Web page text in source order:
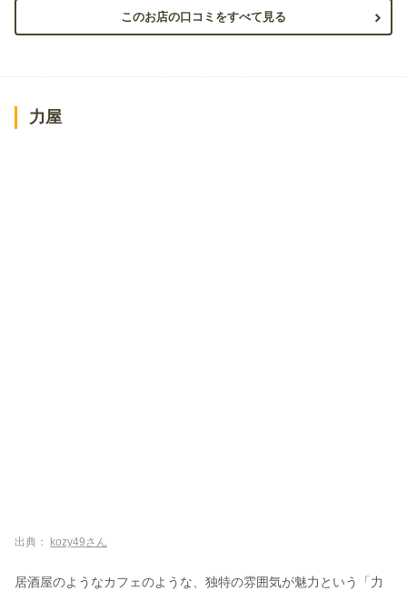
このお店の口コミをすべて見る
力屋
出典： kozy49さん
居酒屋のようなカフェのような、独特の雰囲気が魅力という「力